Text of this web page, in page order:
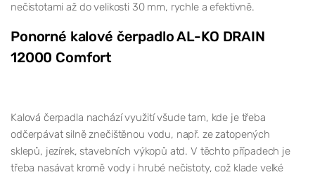
nečistotami až do velikosti 30 mm, rychle a efektivně.
Ponorné kalové čerpadlo AL-KO DRAIN
12000 Comfort
Kalová čerpadla nachází využití všude tam, kde je třeba
odčerpávat silně znečištěnou vodu, např. ze zatopených
sklepů, jezírek, stavebních výkopů atd. V těchto případech je
třeba nasávat kromě vody i hrubé nečistoty, což klade velké